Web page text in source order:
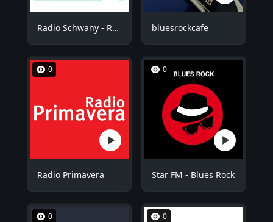
Radio Schwany - Radio Bläss bluesrockcafe
0
Radio Primavera
0
Star FM - Blues Rock
0 0